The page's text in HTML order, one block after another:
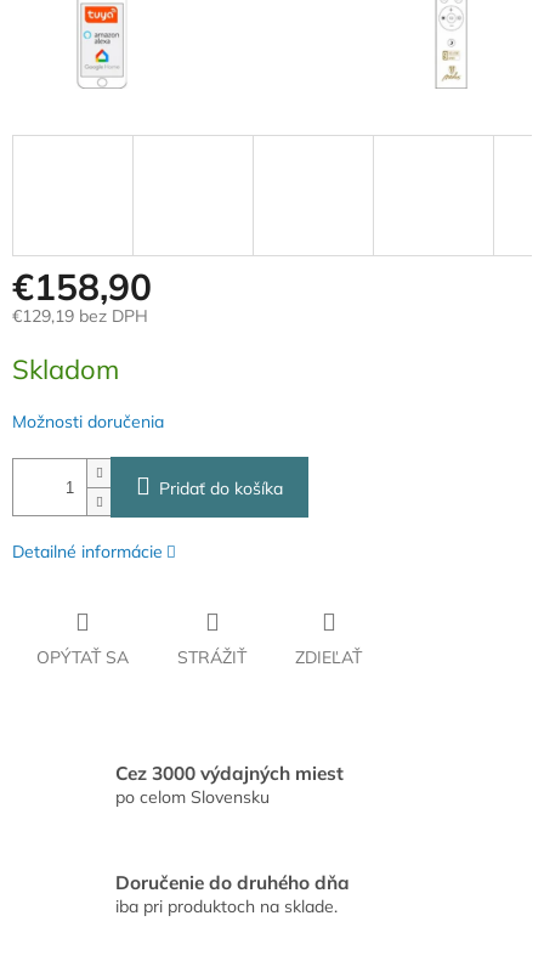
€158,90
€129,19 bez DPH
cena:
Skladom
Možnosti doručenia
Pridať do košíka
Detailné informácie
OPÝTAŤ SA STRÁŽIŤ ZDIEĽAŤ
Cez 3000 výdajných miest
po celom Slovensku
Doručenie do druhého dňa
iba pri produktoch na sklade.